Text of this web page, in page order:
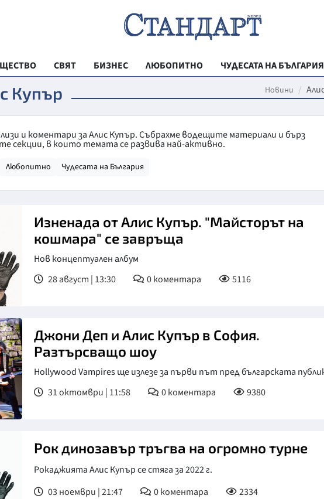
СВЯТ БИЗНЕС ЛЮБОПИТНО
ЧУДЕСАТА НА БЪЛГАРИЯ
РЕГИОНАЛНИ
МЛАДЕЖКА
ВЯРА
ОБЯВИ
Купър Новини
и коментари за Алис Купър. Събрахме водещите материали и бърз
секции, в които темата се развива най-активно.
Любопитно Чудесата на България
Изненада от Алис Купър. "Майсторът на
кошмара" се завръща
Нов концептуален албум
28 август | 13:30
0коментара 5116
Джони Деп и Алис Купър в София.
Разтърсващо шоу
Hollywood Vampires ще излезе за първи път пред българската
31 октомври | 11:58
0коментара 9380
Рок динозавър тръгва на огромно турне
Рокаджията Алис Купър се стяга за 2022 г.
03 ноември | 21:47
0коментара 2334